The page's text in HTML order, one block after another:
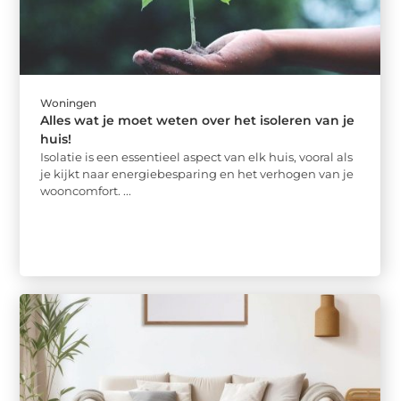
Woningen
Alles wat je moet weten over het isoleren van je
huis!
Isolatie is een essentieel aspect van elk huis, vooral als
je kijkt naar energiebesparing en het verhogen van je
wooncomfort. ...